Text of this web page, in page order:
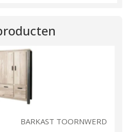
BARKAST TOORNWERD